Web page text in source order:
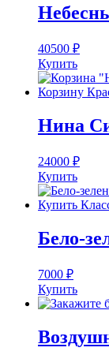
40500 ₽
Купить
Нина
24000 ₽
Купить
Бело-
7000 ₽
Купить